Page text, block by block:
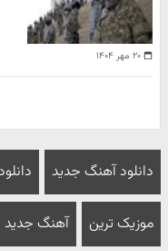
۲۰ مهر ۱۴۰۴
دانلود آهنگ جدید
موزیک ترین آهنگ جدید